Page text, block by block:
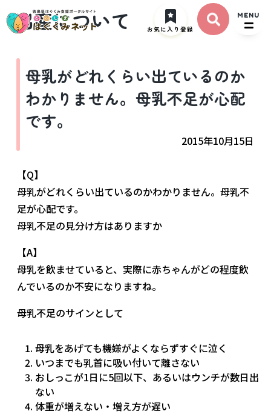
お気に入り登録
MENU
出産について
母乳がどれくらい出ているのか
わかりません。母乳不足が心配
です。
2015年10月15日
【Q】
母乳がどれくらい出ているのかわかりません。母乳不
足が心配です。
母乳不足の見分け方はありますか
【A】
母乳を飲ませていると、実際に赤ちゃんがどの程度飲
んでいるのか不安になりますね。
母乳不足のサインとして
母乳をあげても機嫌がよくならずすぐに泣く
いつまでも乳首に吸い付いて離さない
おしっこが1日に5回以下、あるいはウンチが数日出
ない
体重が増えない・増え方が遅い